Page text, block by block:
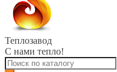
навигации
содержимому
Теплозавод
С нами тепло!
Поиск